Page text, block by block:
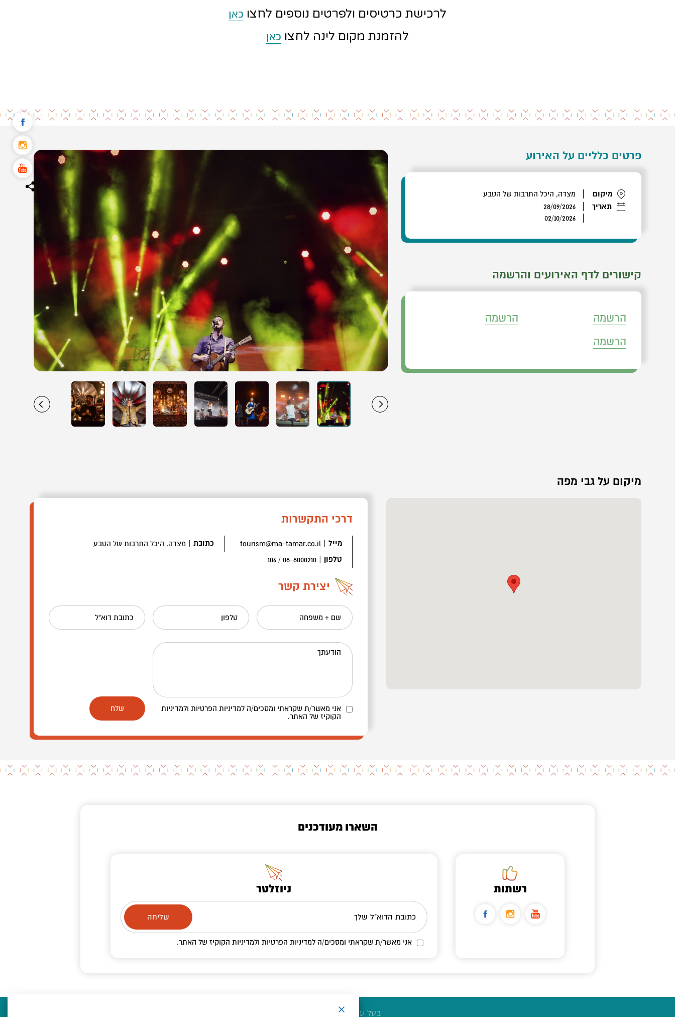
לרכישת כרטיסים ולפרטים נוספים לחצו כאן
להזמנת מקום לינה לחצו כאן
פרטים כלליים על האירוע
מיקום מצדה, היכל התרבות של הטבע
תאריך
28/09/2026
02/10/2026
קישורים לדף האירועים והרשמה
הרשמה
הרשמה
הרשמה
מיקום על גבי מפה
דרכי התקשרות
מייל |
tourism@ma-tamar.co.il כתובת | מצדה, היכל התרבות של הטבע
טלפון |
08-8000210 / 106
יצירת קשר
שם + משפחה טלפון כתובת דוא"ל
הודעתך
אני מאשר/ת שקראתי ומסכים/ה למדיניות הפרטיות ולמדיניות
הקוקיזשל האתר.
השארו מעודכנים
רשתות ניוזלטר
כתובת הדוא"ל שלך
אני מאשר/ת שקראתי ומסכים/הלמדיניות הפרטיות ולמדיניות הקוקיז של האתר.
בעל עסק? התחבר כאן